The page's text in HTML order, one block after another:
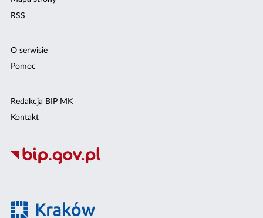
RSS
O serwisie
Pomoc
Redakcja BIP MK
Kontakt